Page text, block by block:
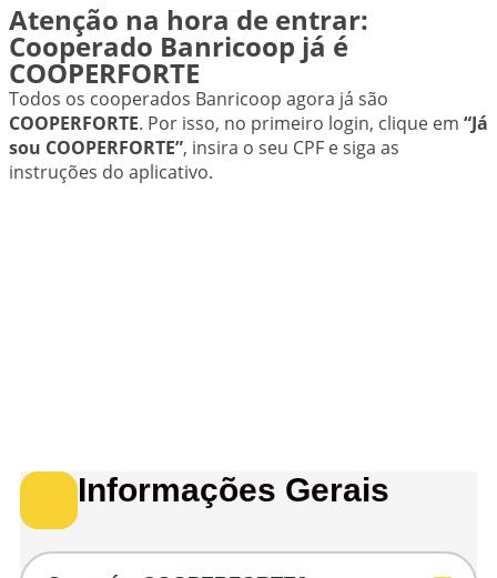
Atenção na hora de entrar:
Cooperado Banricoop já é
COOPERFORTE
Todos os cooperados Banricoop agora já são
COOPERFORTE. Por isso, no primeiro login, clique em “Já
sou COOPERFORTE”, insira o seu CPF e siga as
instruções do aplicativo.
Informações Gerais